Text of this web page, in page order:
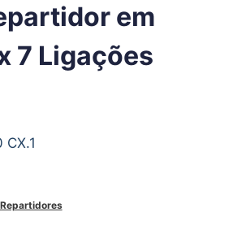
em
7 Ligações
Repartidores